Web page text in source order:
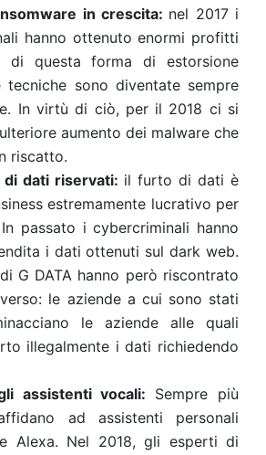
in crescita: nel 2017 i
hanno ottenuto enormi profitti
di questa forma di estorsione
tecniche sono diventate sempre
In virtù di ciò, per il 2018 ci si
aumento dei malware che
riscatto.
di dati riservati: il furto di dati è
estremamente lucrativo per
passato i cybercriminali hanno
i dati ottenuti sul dark web.
G DATA hanno però riscontrato
le aziende a cui sono stati
le aziende alle quali
illegalmente i dati richiedendo
assistenti vocali: Sempre più
ad assistenti personali
Alexa. Nel 2018, gli esperti di